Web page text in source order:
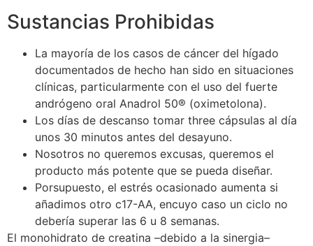
Sustancias Prohibidas
La mayoría de los casos de cáncer del hígado
documentados de hecho han sido en situaciones
clínicas, particularmente con el uso del fuerte
andrógeno oral Anadrol 50® (oximetolona).
Los días de descanso tomar three cápsulas al día
unos 30 minutos antes del desayuno.
Nosotros no queremos excusas, queremos el
producto más potente que se pueda diseñar.
Porsupuesto, el estrés ocasionado aumenta si
añadimos otro c17-AA, encuyo caso un ciclo no
debería superar las 6 u 8 semanas.
El monohidrato de creatina –debido a la sinergia–